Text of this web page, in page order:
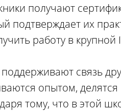
получают
подтверждает их
работу в крупной
связь
опытом,
тому, что в этой